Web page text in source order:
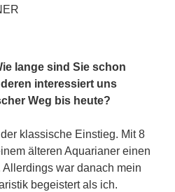
lange sind Sie schon
interessiert uns
Weg bis heute?
klassische Einstieg. Mit 8
älteren Aquarianer einen
war danach mein
begeistert als ich.